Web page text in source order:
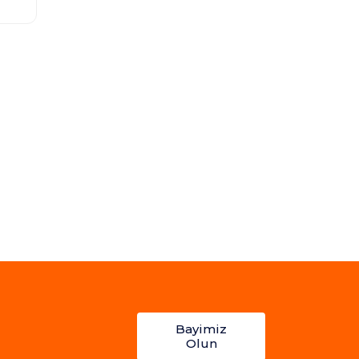
Bayimiz
Olun